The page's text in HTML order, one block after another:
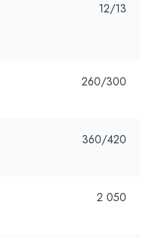
12/13
260/300
360/420
2 050